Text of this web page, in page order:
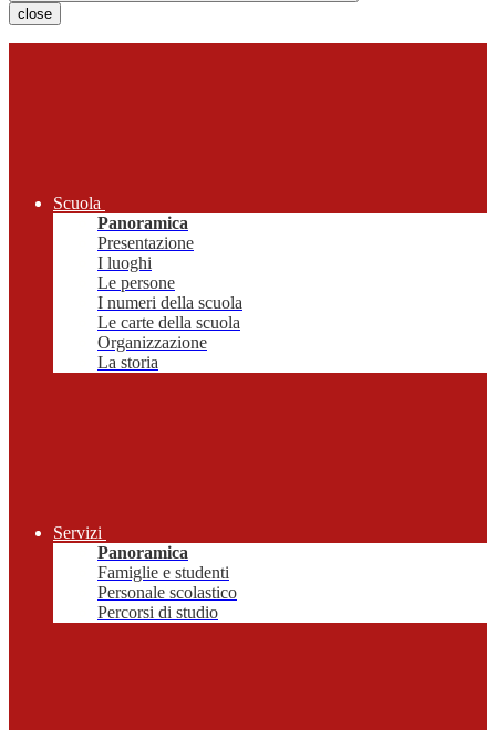
close
Scuola
Panoramica
Presentazione
I luoghi
Le persone
I numeri della scuola
Le carte della scuola
Organizzazione
La storia
Servizi
Panoramica
Famiglie e studenti
Personale scolastico
Percorsi di studio